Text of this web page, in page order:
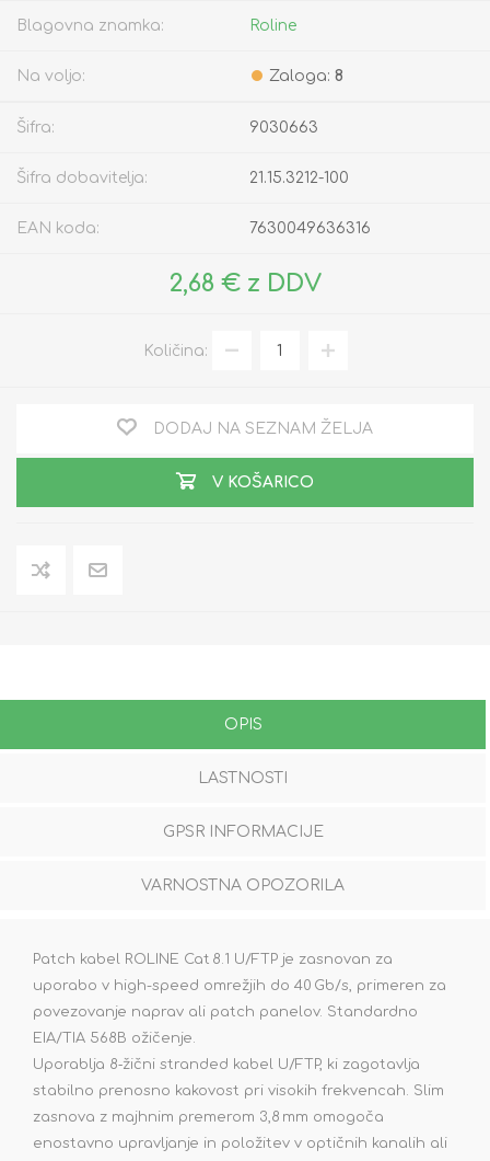
Blagovna znamka: Roline
Na voljo: Zaloga: 8
Šifra: 9030663
Šifra dobavitelja: 21.15.3212-100
EAN koda: 7630049636316
2,68 € z DDV
Količina:
DODAJ NA SEZNAM ŽELJA
V KOŠARICO
OPIS
LASTNOSTI
GPSR INFORMACIJE
VARNOSTNA OPOZORILA
Patch kabel ROLINE Cat 8.1 U/FTP je zasnovan za
uporabo v high-speed omrežjih do 40 Gb/s, primeren za
povezovanje naprav ali patch panelov. Standardno
EIA/TIA 568B ožičenje.
Uporablja 8‑žični stranded kabel U/FTP, ki zagotavlja
stabilno prenosno kakovost pri visokih frekvencah. Slim
zasnova z majhnim premerom 3,8 mm omogoča
enostavno upravljanje in položitev v optičnih kanalih ali